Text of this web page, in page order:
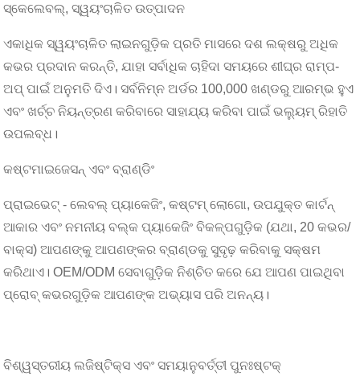
ସ୍କେଲେବଲ୍, ସ୍ୱୟଂଚାଳିତ ଉତ୍ପାଦନ
ଏକାଧିକ ସ୍ୱୟଂଚାଳିତ ଲାଇନଗୁଡ଼ିକ ପ୍ରତି ମାସରେ ଦଶ ଲକ୍ଷରୁ ଅଧିକ
କଭର ପ୍ରଦାନ କରନ୍ତି, ଯାହା ସର୍ବାଧିକ ଚାହିଦା ସମୟରେ ଶୀଘ୍ର ରାମ୍ପ-
ଅପ୍ ପାଇଁ ଅନୁମତି ଦିଏ। ସର୍ବନିମ୍ନ ଅର୍ଡର 100,000 ଖଣ୍ଡରୁ ଆରମ୍ଭ ହୁଏ
ଏବଂ ଖର୍ଚ୍ଚ ନିୟନ୍ତ୍ରଣ କରିବାରେ ସାହାଯ୍ୟ କରିବା ପାଇଁ ଭଲ୍ୟୁମ୍ ରିହାତି
ଉପଲବ୍ଧ।
କଷ୍ଟମାଇଜେସନ୍ ଏବଂ ବ୍ରାଣ୍ଡିଂ
ପ୍ରାଇଭେଟ୍ - ଲେବଲ୍ ପ୍ୟାକେଜିଂ, କଷ୍ଟମ୍ ଲୋଗୋ, ଉପଯୁକ୍ତ କାର୍ଟନ୍
ଆକାର ଏବଂ ନମନୀୟ ବଲ୍କ ପ୍ୟାକେଜିଂ ବିକଳ୍ପଗୁଡ଼ିକ (ଯଥା, 20 କଭର/
ବାକ୍ସ) ଆପଣଙ୍କୁ ଆପଣଙ୍କର ବ୍ରାଣ୍ଡକୁ ସୁଦୃଢ଼ ​​କରିବାକୁ ସକ୍ଷମ
କରିଥାଏ। OEM/ODM ସେବାଗୁଡ଼ିକ ନିଶ୍ଚିତ କରେ ଯେ ଆପଣ ପାଇଥିବା
ପ୍ରୋବ୍ କଭରଗୁଡ଼ିକ ଆପଣଙ୍କ ଅଭ୍ୟାସ ପରି ଅନନ୍ୟ।
ବିଶ୍ୱସ୍ତରୀୟ ଲଜିଷ୍ଟିକ୍ସ ଏବଂ ସମୟାନୁବର୍ତ୍ତୀ ପୁନଃଷ୍ଟକ୍